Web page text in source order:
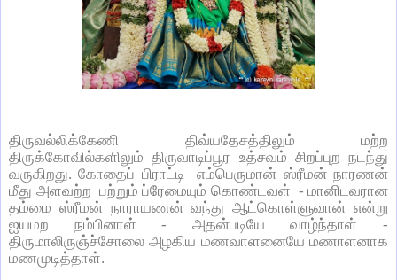
திருவல்லிக்கேணி திவ்யதேசத்திலும் மற்ற
திருக்கோவில்களிலும் திருவாடிப்பூர உத்சவம் சிறப்புற நடந்து
வருகிறது. கோதைப் பிராட்டி எம்பெருமான் ஸ்ரீமன் நாரணன்
மீது அளவற்ற பற்றும் ப்ரேமையும் கொண்டவள் - மானிடவரான
தம்மை ஸ்ரீமன் நாராயணன் வந்து ஆட்கொள்ளுவான் என்று
ஐயமற நம்பினாள் - அதன்படியே வாழ்ந்தாள் -
திருமாலிருஞ்ச்சோலை அழகிய மணவாளனையே மணாளனாக
மணமுடித்தாள்.